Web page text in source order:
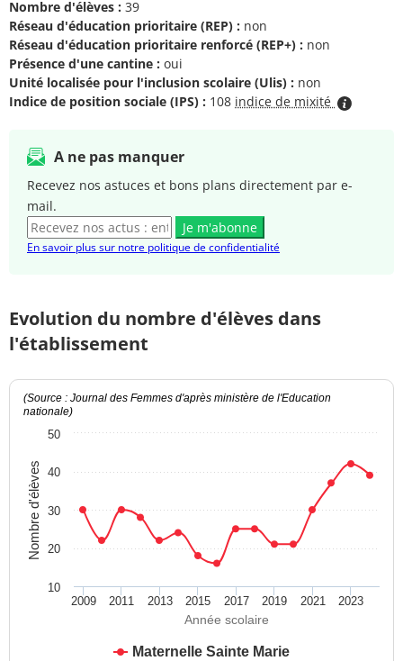
Nombre d'élèves : 39
Réseau d'éducation prioritaire (REP) : non
Réseau d'éducation prioritaire renforcé (REP+) : non
Présence d'une cantine : oui
Unité localisée pour l'inclusion scolaire (Ulis) : non
Indice de position sociale (IPS) : 108 indice de mixité
A ne pas manquer
Recevez nos astuces et bons plans directement par e-
mail.
Je m'abonne
En savoir plus sur notre politique de confidentialité
Evolution du nombre d'élèves dans
l'établissement
Année scolaire
Nombre d'élèves
(Source : Journal des Femmes d'après ministère de l'Education
nationale)
Maternelle Sainte Marie
2009 2011 2013 2015 2017 2019 2021 2023
10
20
30
40
50